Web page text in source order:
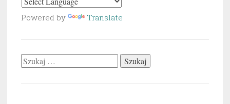
Powered by Translate
Szukaj: